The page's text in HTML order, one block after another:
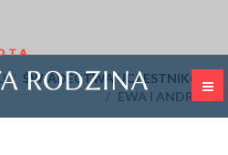
ŚWIADECTWA UCZESTNIKÓW
EWA I ANDRZEJ